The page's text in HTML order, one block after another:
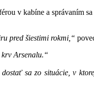
v kabíne a správaním
pred šiestimi rokmi,“
krv Arsenalu.“
sa zo situácie, v